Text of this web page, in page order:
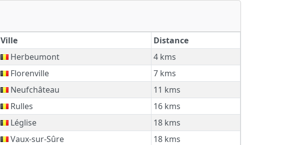
Ville
Distance
Herbeumont
4 kms
Florenville
7 kms
Neufchâteau
11 kms
Rulles
16 kms
Léglise
18 kms
Vaux-sur-Sûre
18 kms